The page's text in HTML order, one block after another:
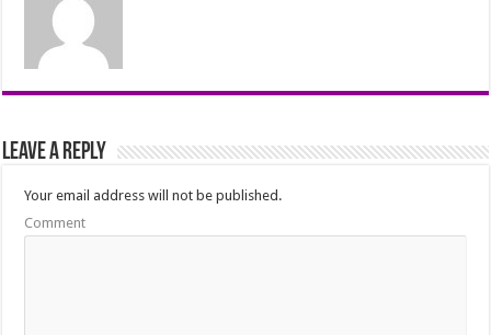
Leave a Reply
Your email address will not be published.
Comment